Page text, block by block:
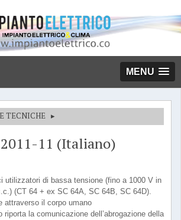
MENU
TECNICHE ▸
11 (Italiano)
utilizzatori di bassa tensione (fino a 1000 V in
(CT 64 + ex SC 64A, SC 64B, SC 64D).
attraverso il corpo umano
riporta la comunicazione dell’abrogazione della